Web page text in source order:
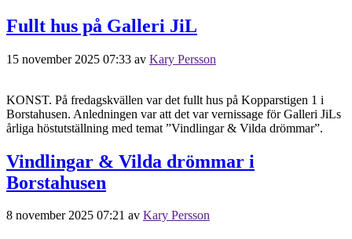
Fullt hus på Galleri JiL
15 november 2025 07:33 av Kary Persson
KONST. På fredagskvällen var det fullt hus på Kopparstigen 1 i
Borstahusen. Anledningen var att det var vernissage för Galleri JiLs
årliga höstutställning med temat ”Vindlingar & Vilda drömmar”.
Vindlingar & Vilda drömmar i
Borstahusen
8 november 2025 07:21 av Kary Persson